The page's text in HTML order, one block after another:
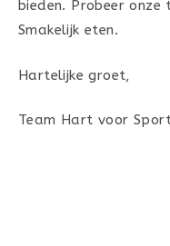
bieden. Probeer onze
Smakelijk eten.
Hartelijke groet,
Team Hart voor